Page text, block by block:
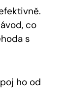
co
s
ho od